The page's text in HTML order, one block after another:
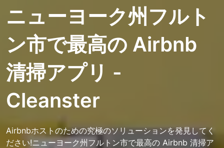
ニューヨーク州フルト
ン市で最高の Airbnb
清掃アプリ -
Cleanster
Airbnbホストのための究極のソリューションを発見してく
ださい!ニューヨーク州フルトン市で最高の Airbnb 清掃ア